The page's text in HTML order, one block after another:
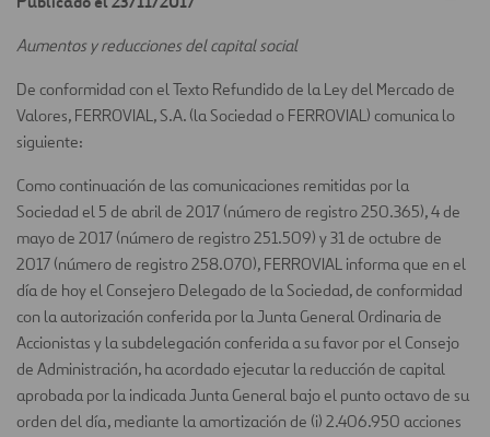
Aumentos y reducciones del capital social
De conformidad con el Texto Refundido de la Ley del Mercado de
Valores, FERROVIAL, S.A. (la Sociedad o FERROVIAL) comunica lo
siguiente:
Como continuación de las comunicaciones remitidas por la
Sociedad el 5 de abril de 2017 (número de registro 250.365), 4 de
mayo de 2017 (número de registro 251.509) y 31 de octubre de
2017 (número de registro 258.070), FERROVIAL informa que en el
día de hoy el Consejero Delegado de la Sociedad, de conformidad
con la autorización conferida por la Junta General Ordinaria de
Accionistas y la subdelegación conferida a su favor por el Consejo
de Administración, ha acordado ejecutar la reducción de capital
aprobada por la indicada Junta General bajo el punto octavo de su
orden del día, mediante la amortización de (i) 2.406.950 acciones